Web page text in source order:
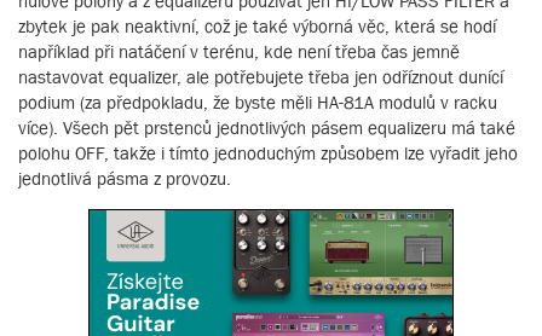
zbytek je pak neaktivní, což je také výborná věc, která se hodí
například při natáčení v terénu, kde není třeba čas jemně
nastavovat equalizer, ale potřebujete třeba jen odříznout dunící
podium (za předpokladu, že byste měli HA-81A modulů v racku
více). Všech pět prstenců jednotlivých pásem equalizeru má také
polohu OFF, takže i tímto jednoduchým způsobem lze vyřadit jeho
jednotlivá pásma z provozu.